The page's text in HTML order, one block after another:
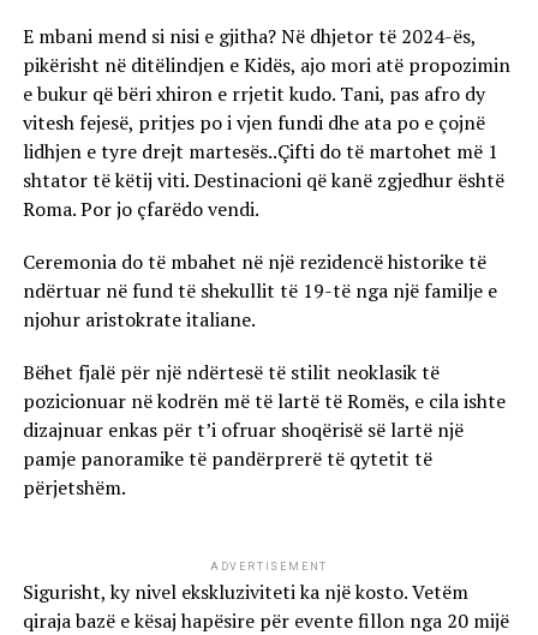
E mbani mend si nisi e gjitha? Në dhjetor të 2024-ës,
pikërisht në ditëlindjen e Kidës, ajo mori atë propozimin
e bukur që bëri xhiron e rrjetit kudo. Tani, pas afro dy
vitesh fejesë, pritjes po i vjen fundi dhe ata po e çojnë
lidhjen e tyre drejt martesës..Çifti do të martohet më 1
shtator të këtij viti. Destinacioni që kanë zgjedhur është
Roma. Por jo çfarëdo vendi.
Ceremonia do të mbahet në një rezidencë historike të
ndërtuar në fund të shekullit të 19-të nga një familje e
njohur aristokrate italiane.
Bëhet fjalë për një ndërtesë të stilit neoklasik të
pozicionuar në kodrën më të lartë të Romës, e cila ishte
dizajnuar enkas për t’i ofruar shoqërisë së lartë një
pamje panoramike të pandërprerë të qytetit të
përjetshëm.
ADVERTISEMENT
Sigurisht, ky nivel ekskluziviteti ka një kosto. Vetëm
qiraja bazë e kësaj hapësire për evente fillon nga 20 mijë